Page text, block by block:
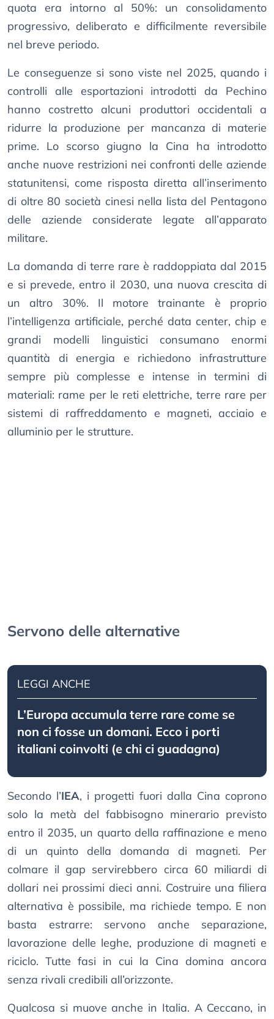
quota era intorno al 50%: un consolidamento
progressivo, deliberato e difficilmente reversibile
nel breve periodo.
Le conseguenze si sono viste nel 2025, quando i
controlli alle esportazioni introdotti da Pechino
hanno costretto alcuni produttori occidentali a
ridurre la produzione per mancanza di materie
prime. Lo scorso giugno la Cina ha introdotto
anche nuove restrizioni nei confronti delle aziende
statunitensi, come risposta diretta all’inserimento
di oltre 80 società cinesi nella lista del Pentagono
delle aziende considerate legate all’apparato
militare.
La domanda di terre rare è raddoppiata dal 2015
e si prevede, entro il 2030, una nuova crescita di
un altro 30%. Il motore trainante è proprio
l’intelligenza artificiale, perché data center, chip e
grandi modelli linguistici consumano enormi
quantità di energia e richiedono infrastrutture
sempre più complesse e intense in termini di
materiali: rame per le reti elettriche, terre rare per
sistemi di raffreddamento e magneti, acciaio e
alluminio per le strutture.
Servono delle alternative
LEGGI ANCHE
L’Europa accumula terre rare come se
non ci fosse un domani. Ecco i porti
italiani coinvolti (e chi ci guadagna)
Secondo l’IEA, i progetti fuori dalla Cina coprono
solo la metà del fabbisogno minerario previsto
entro il 2035, un quarto della raffinazione e meno
di un quinto della domanda di magneti. Per
colmare il gap servirebbero circa 60 miliardi di
dollari nei prossimi dieci anni. Costruire una filiera
alternativa è possibile, ma richiede tempo. E non
basta estrarre: servono anche separazione,
lavorazione delle leghe, produzione di magneti e
riciclo. Tutte fasi in cui la Cina domina ancora
senza rivali credibili all’orizzonte.
Qualcosa si muove anche in Italia. A Ceccano, in